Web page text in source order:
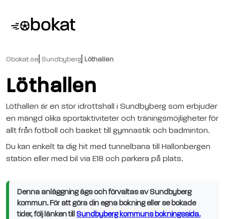
Obokat.se Sundbyberg Löthallen
Löthallen
Löthallen är en stor idrottshall i Sundbyberg som erbjuder
en mängd olika sportaktiviteter och träningsmöjligheter för
allt från fotboll och basket till gymnastik och badminton.
Du kan enkelt ta dig hit med tunnelbana till Hallonbergen
station eller med bil via E18 och parkera på plats.
Denna anläggning ägs och förvaltas av Sundbyberg
kommun. För att göra din egna bokning eller se bokade
tider, följ länken till Sundbyberg kommuns bokningssida.